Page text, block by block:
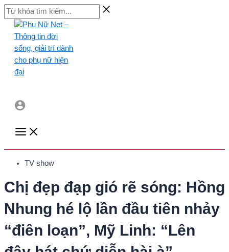
Skip
to
content
Từ
khóa
kiếm...
Main
Menu
TV show
Chị đẹp đạp gió rẽ sóng: Hồng
Nhung hé lộ lần đầu tiên nhảy
“điên loạn”, Mỹ Linh: “Lên